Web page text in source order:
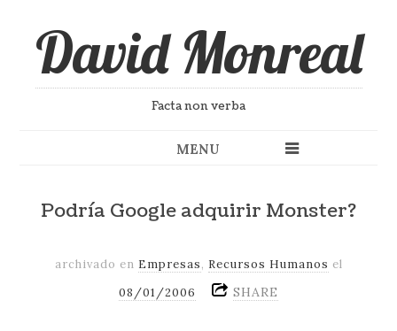
David Monreal
Facta non verba
MENU
Podría Google adquirir Monster?
archivado en Empresas, Recursos Humanos el
08/01/2006
SHARE